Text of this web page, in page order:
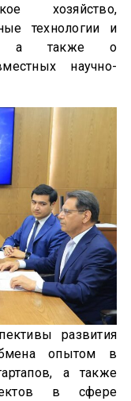
хозяйство,
технологии и
а также о
научно-
развития
опытом в
а также
в сфере